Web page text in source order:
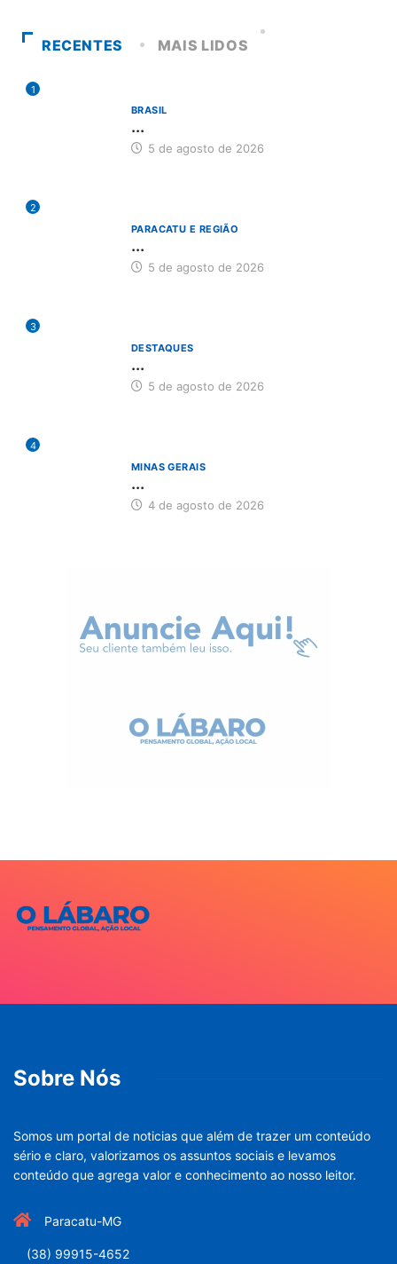
RECENTES MAIS LIDOS
1
BRASIL
...
5 de agosto de 2026
2
PARACATU E REGIÃO
...
5 de agosto de 2026
3
DESTAQUES
...
5 de agosto de 2026
4
MINAS GERAIS
...
4 de agosto de 2026
Sobre Nós
Somos um portal de noticias que além de trazer um conteúdo
sério e claro, valorizamos os assuntos sociais e levamos
conteúdo que agrega valor e conhecimento ao nosso leitor.
Paracatu-MG
(38) 99915-4652